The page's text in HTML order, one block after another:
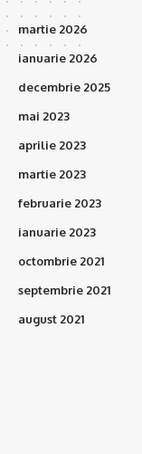
martie 2026
ianuarie 2026
decembrie 2025
mai 2023
aprilie 2023
martie 2023
februarie 2023
ianuarie 2023
octombrie 2021
septembrie 2021
august 2021